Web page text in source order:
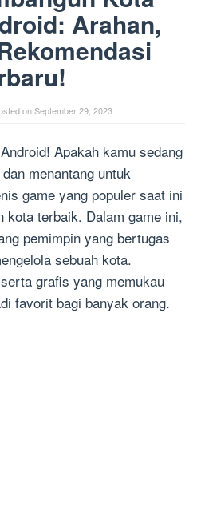
Arahan,
onSeptember 29, 2023
Apakah kamu sedang
menantang untuk
game yang populer saat ini
kota terbaik. Dalam game ini,
pemimpin yang bertugas
sebuah kota.
grafis yang memukau
favorit bagi banyak orang.